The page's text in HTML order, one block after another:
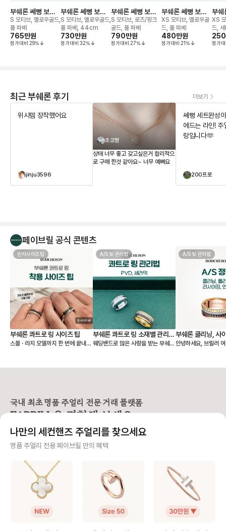
부쉐론 쎄뻥 보헴
네크리스
S 모티브, 옐로우골드,
풀 파베
765만원
정가대비 29%
부쉐론 쎄뻥 보헴
네크리스
S 모티브, 옐로우골드,
풀 파베, 44cm
730만원
정가대비 32%
부쉐론 쎄뻥 보헴
네크리스
S 모티브, 로즈/핑크
골드, 풀 파베
790만원
정가대비 27%
부쉐론 쎄뻥 보헴
쏠라리떼 네크리스
XS 모티브, 옐로우골
드, 풀 파베
480만원
정가대비 21%
부쉐
네크
XS
드,
250
정가
최근 부쉐론 후기 더보기
위시템 장착했어요
jinju3596
초코짱
상태 너무 좋고 갖고싶은거 합리적으
로 구매 한것 같아요~ 너무 예뻐요
쎄뻥 세트완성
에드는 라인! 주얼리는 사
랑입니다🫶
200프로
페이브릴 공식 콘텐츠
반지사이즈팁
부쉐론 콰트로 링 사이즈 팁
스몰 · 라지 모델까지 한 번에 끝내는
은 웨딩 밴드로 데일리 착용할 때 특
모델을 나눠서 보는 것이 좋습니다.
[사이즈 선택 가이드] ❶ 기본 콰트로
✔️ 평소에 착용하는 정 사이즈로 편
안하게 착용 가능해요. 👉 예: 평소
51호 착용 → 51호 추천 ❷ 콰트로
레이어드된 구조라 실제 착용감이평
소 반지보다 살짝 타이트하게 느껴질
수 있습니다. ✔️ 평소 링 사이즈보다
한 사이즈 크게 선택을 추천해요.
👉 예: 평소 51호 착용 → 스몰 링 5
밴드 폭이 가장 넓고 손가락을 감싸
맞추면 끼우고 뺄 때 답답할 수 있어
A/S 및 관리법
부쉐론 콰트로 링 소재별 관리법
- PVD, 세라믹
웨딩밴드로 많은 사랑을 받는 부쉐론
은 이런 콰트로 링을 오래 예쁘게 착
빼두는 게 좋아요. ➋ 착용 후엔 부
드러운 천으로 닦아 표면을 관리해
조시켜주세요. ➍ 향수·손소독제 같
출은 피해주세요. [PVD] 브라운·
지나면 색이 옅어질 수 있는데, 이는
소재 특성상 흔히 나타나는 변화예
요. 다만 손소독제·향수 같은 화학제
품은 이런 변화를 더 빠르게 만들 수
비용은 60만 원대예요. 라지 링처럼
0만 원대입니다. [세라믹] 화이트,
A/S 및 관리법
부쉐론 클리닝, 사
리싱
안녕하세요, 브릴러
싱) 정책을 준비했
구매자 구매 이력을
는 무료 서비스예요!
일부 품목은 제한될
태에 따라 비용이 발
목걸이 줄 길이) - 반
걸이 줄 길이 : 구매
국내 최초 명품 주얼리 전문 거래 플랫폼
FABRILL을 경험해 보세요.
사기 걱정 없는 안전 결제
니면 반환해 드려요.
주얼리 전문 이중 검수
주얼리 검수에 특화된 페이브릴 검수팀과 전문 감정사가 컨디션 및 정품 여부를 철저하고 꼼꼼하
게 확인해요.
나만의 세컨핸즈 주얼리를 찾으세요
명품 주얼리 전용 페이브릴 만의 혜택